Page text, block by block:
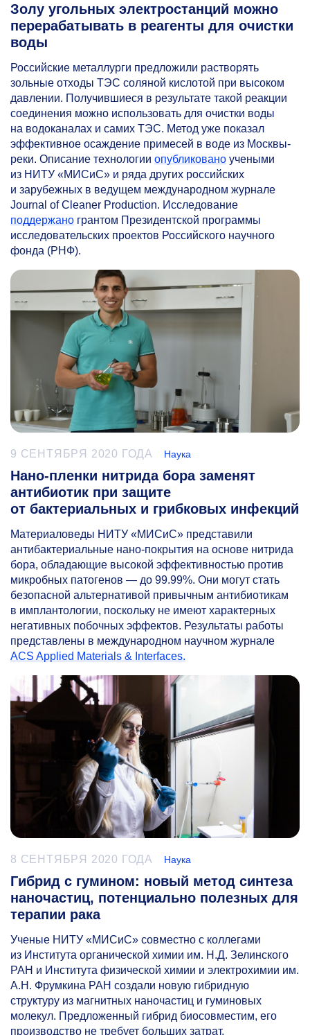
Золу угольных электростанций можно
перерабатывать в реагенты для очистки
воды
Российские металлурги предложили растворять
зольные отходы ТЭС соляной кислотой при высоком
давлении. Получившиеся в результате такой реакции
соединения можно использовать для очистки воды
на водоканалах и самих ТЭС. Метод уже показал
эффективное осаждение примесей в воде из Москвы-
реки. Описание технологии опубликовано учеными
из НИТУ «МИСиС» и ряда других российских
и зарубежных в ведущем международном журнале
Journal of Cleaner Production. Исследование
поддержано грантом Президентской программы
исследовательских проектов Российского научного
фонда (РНФ).
9 СЕНТЯБРЯ 2020 ГОДА Наука
Нано-пленки нитрида бора заменят
антибиотик при защите
от бактериальных и грибковых инфекций
Материаловеды НИТУ «МИСиС» представили
антибактериальные нано-покрытия на основе нитрида
бора, обладающие высокой эффективностью против
микробных патогенов — до 99.99%. Они могут стать
безопасной альтернативой привычным антибиотикам
в имплантологии, поскольку не имеют характерных
негативных побочных эффектов. Результаты работы
представлены в международном научном журнале
ACS Applied Materials & Interfaces.
8 СЕНТЯБРЯ 2020 ГОДА Наука
Гибрид с гумином: новый метод синтеза
наночастиц, потенциально полезных для
терапии рака
Ученые НИТУ «МИСиС» совместно с коллегами
из Института органической химии им. Н.Д. Зелинского
РАН и Института физической химии и электрохимии им.
А.Н. Фрумкина РАН создали новую гибридную
структуру из магнитных наночастиц и гуминовых
молекул. Предложенный гибрид биосовместим, его
производство не требует больших затрат,